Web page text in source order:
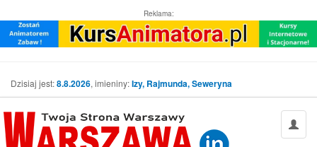
Reklama:
Dzisiaj jest:8.8.2026, imieniny:Izy, Rajmunda, Seweryna